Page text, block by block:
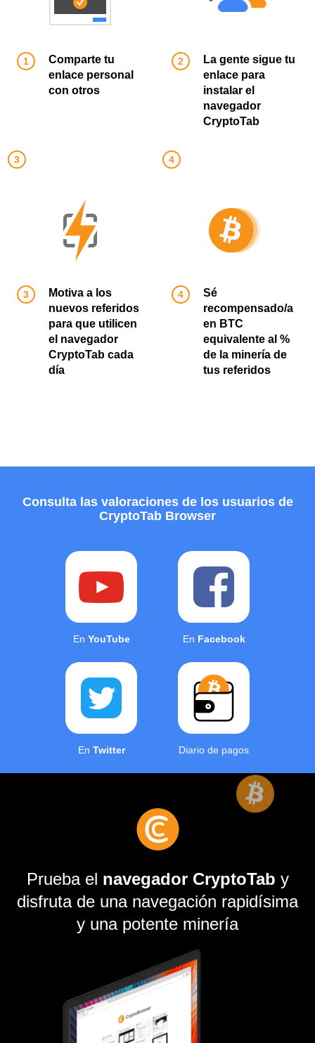
Comparte tu
enlace personal
con otros
La gente sigue tu
enlace para
instalar el
navegador
CryptoTab
Motiva a los
nuevos referidos
para que utilicen
el navegador
CryptoTab cada
día
Sé
recompensado/a
en BTC
equivalente al %
de la minería de
tus referidos
Consulta las valoraciones de los usuarios de
CryptoTab Browser
En YouTube En Facebook
En Twitter Diario de pagos
Prueba el navegador CryptoTab y
disfruta de una navegación rapidísima
y una potente minería